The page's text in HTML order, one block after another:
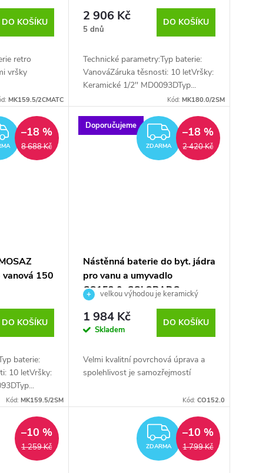
DO KOŠÍKU
retro
vršky
MK159.5/2CMATC
2 906 Kč
5 dnů
DO KOŠÍKU
Technické parametry:Typ baterie:
VanováZáruka těsnosti: 10 letVršky:
Keramické 1/2'' MD0093DTyp...
Kód: MK180.0/2SM
ZDARMA
8 688 Kč
–18 %
150
DO KOŠÍKU
baterie:
10 letVršky:
Kód: MK159.5/2SM
Doporučujeme ZDARMA
ZDARMA 2 420 Kč
–18 %
Nástěnná baterie do byt. jádra
pro vanu a umyvadlo
CO152.0, COLORADO
100mm
velkou výhodou je keramický
1 984 Kč
Skladem
DO KOŠÍKU
Velmi kvalitní povrchová úprava a
spolehlivost je samozřejmostí
Kód: CO152.0
1 259 Kč
–10 % ZDARMA
ZDARMA 1 799 Kč
–10 %